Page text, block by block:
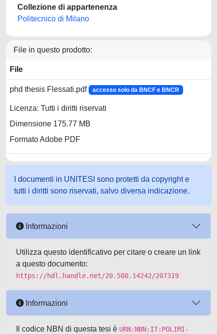
Collezione di appartenenza
Politecnico di Milano
File in questo prodotto:
File
phd thesis Flessati.pdf accesso solo da BNCF e BNCR
Licenza: Tutti i diritti riservati
Dimensione 175.77 MB
Formato Adobe PDF
I documenti in UNITESI sono protetti da copyright e
tutti i diritti sono riservati, salvo diversa indicazione.
Informazioni
Utilizza questo identificativo per citare o creare un link
a questo documento:
https://hdl.handle.net/20.500.14242/207319
Informazioni
Il codice NBN di questa tesi è URN:NBN:IT:POLIMI-